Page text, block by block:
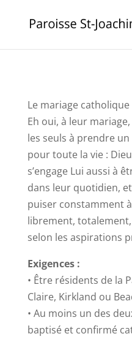
Le mariage
Eh oui, à leur
les seuls à prendre
pour toute la vie :
s’engage Lui aussi à
dans leur quotidien,
puiser constamment
librement,
selon les aspirations
Exigences :
• Être résidents de la
Claire, Kirkland ou
• Au moins un des
baptisé et confirmé